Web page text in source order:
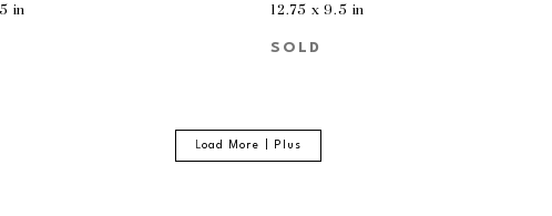
in
12.75 x 9.5 in
SOLD
Load More | Plus